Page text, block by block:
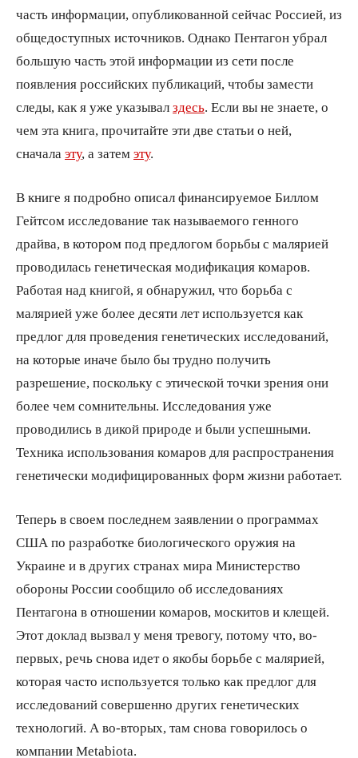
часть информации, опубликованной сейчас Россией, из
общедоступных источников. Однако Пентагон убрал
большую часть этой информации из сети после
появления российских публикаций, чтобы замести
следы, как я уже указывал здесь. Если вы не знаете, о
чем эта книга, прочитайте эти две статьи о ней,
сначала эту, а затем эту.
В книге я подробно описал финансируемое Биллом
Гейтсом исследование так называемого генного
драйва, в котором под предлогом борьбы с малярией
проводилась генетическая модификация комаров.
Работая над книгой, я обнаружил, что борьба с
малярией уже более десяти лет используется как
предлог для проведения генетических исследований,
на которые иначе было бы трудно получить
разрешение, поскольку с этической точки зрения они
более чем сомнительны. Исследования уже
проводились в дикой природе и были успешными.
Техника использования комаров для распространения
генетически модифицированных форм жизни работает.
Теперь в своем последнем заявлении о программах
США по разработке биологического оружия на
Украине и в других странах мира Министерство
обороны России сообщило об исследованиях
Пентагона в отношении комаров, москитов и клещей.
Этот доклад вызвал у меня тревогу, потому что, во-
первых, речь снова идет о якобы борьбе с малярией,
которая часто используется только как предлог для
исследований совершенно других генетических
технологий. А во-вторых, там снова говорилось о
компании Metabiota.